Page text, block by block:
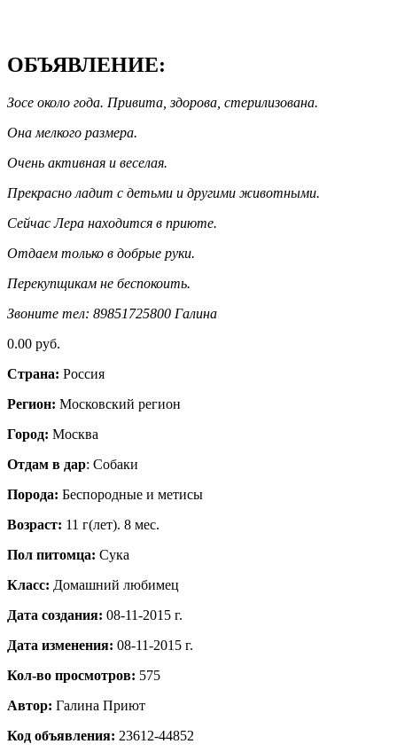
ОБЪЯВЛЕНИЕ:
Зосе около года. Привита, здорова, стерилизована.
Она мелкого размера.
Очень активная и веселая.
Прекрасно ладит с детьми и другими животными.
Сейчас Лера находится в приюте.
Отдаем только в добрые руки.
Перекупщикам не беспокоить.
Звоните тел: 89851725800 Галина
0.00 руб.
Страна: Россия
Регион: Московский регион
Город: Москва
Отдам в дар: Собаки
Порода: Бeспородные и метисы
Возраст: 11 г(лет). 8 мес.
Пол питомца: Сука
Класс: Домашний любимец
Дата создания: 08-11-2015 г.
Дата изменения: 08-11-2015 г.
Кол-во просмотров: 575
Автор: Галина Приют
Код объявления: 23612-44852